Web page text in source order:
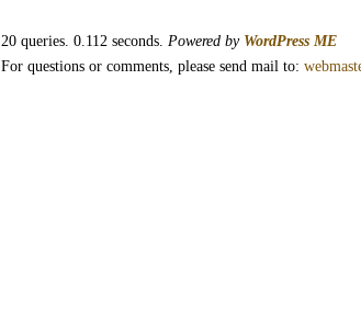
20 queries. 0.112 seconds. Powered by WordPress ME
For questions or comments, please send mail to: